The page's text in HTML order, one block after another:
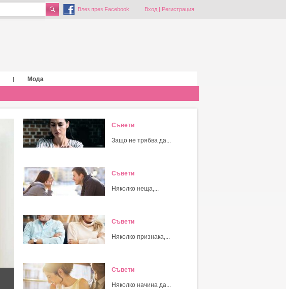
Влез през Facebook Вход| Регистрация
|
Мода
Съвети
Защо не трябва да...
Съвети
Няколко неща,...
Съвети
Няколко признака,...
Съвети
Няколко начина да...